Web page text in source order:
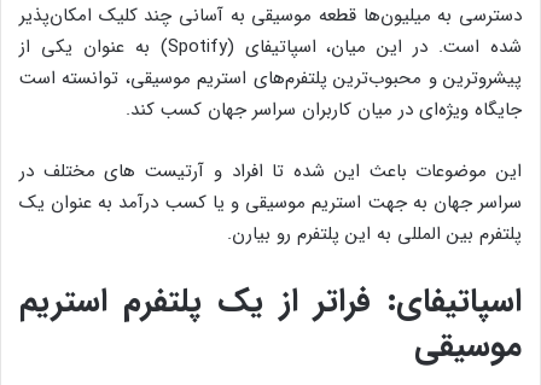
دسترسی به میلیون‌ها قطعه موسیقی به آسانی چند کلیک امکان‌پذیر
شده است. در این میان، اسپاتیفای (Spotify) به عنوان یکی از
پیشروترین و محبوب‌ترین پلتفرم‌های استریم موسیقی، توانسته است
جایگاه ویژه‌ای در میان کاربران سراسر جهان کسب کند.
این موضوعات باعث این شده تا افراد و آرتیست های مختلف در
سراسر جهان به جهت استریم موسیقی و یا کسب درآمد به عنوان یک
پلتفرم بین المللی به این پلتفرم رو بیارن.
اسپاتیفای: فراتر از یک پلتفرم استریم
موسیقی